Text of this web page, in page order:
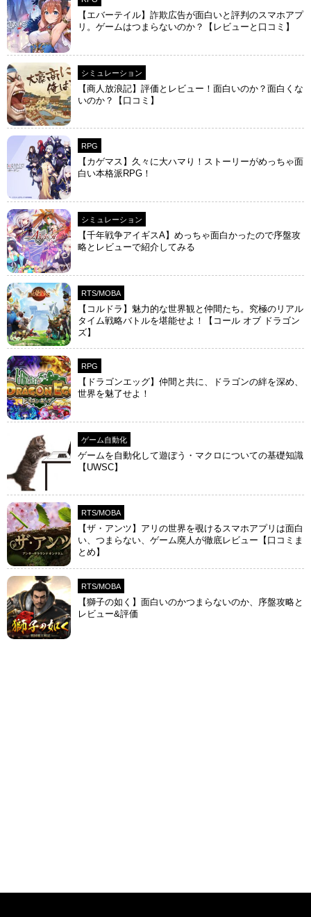
【エバーテイル】詐欺広告が面白いと評判のスマホアプ
リ。ゲームはつまらないのか？【レビューと口コミ】
シミュレーション
【商人放浪‪記】評価とレビュー！面白いのか？面白くな
いのか？【口コミ】
RPG
【カゲマス】久々に大ハマり！ストーリーがめっちゃ面
白い本格派RPG！
シミュレーション
【千年戦争アイギスA】めっちゃ面白かったので序盤攻
略とレビューで紹介してみる
RTS/MOBA
【コルドラ】魅力的な世界観と仲間たち。究極のリアル
タイム戦略バトルを堪能せよ！【コール オブ ドラゴン
ズ】
RPG
【ドラゴンエッグ】仲間と共に、ドラゴンの絆を深め、
世界を魅了せよ！
ゲーム自動化
ゲームを自動化して遊ぼう・マクロについての基礎知識
【UWSC】
RTS/MOBA
【ザ・アンツ】アリの世界を覗けるスマホアプリは面白
い、つまらない、ゲーム廃人が徹底レビュー【口コミま
とめ】
RTS/MOBA
【獅子の如く】面白いのかつまらないのか、序盤攻略と
レビュー&評価